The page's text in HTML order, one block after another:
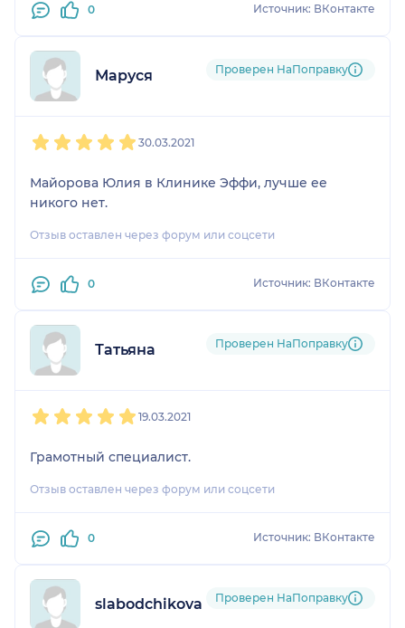
0 Источник: ВКонтакте
Маруся Проверен НаПоправку
30.03.2021
Майорова Юлия в Клинике Эффи, лучше ее
никого нет.
Отзыв оставлен через форум или соцсети
0 Источник: ВКонтакте
Татьяна Проверен НаПоправку
19.03.2021
Грамотный специалист.
Отзыв оставлен через форум или соцсети
0 Источник: ВКонтакте
slabodchikova_jzxПроверен НаПоправку